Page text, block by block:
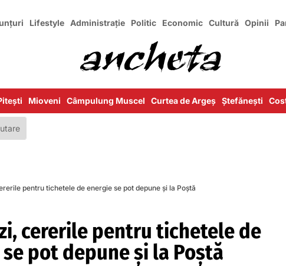
Lifestyle Administrație Politic Economic Cultură Opinii
Mioveni Câmpulung Muscel Curtea de Argeș Ștefănești
pentru tichetele de energie se pot depune și la Poștă
cererile pentru tichetele de
pot depune și la Poștă